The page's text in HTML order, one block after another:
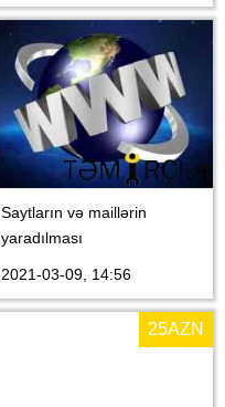
Saytların və maillərin
yaradılması
2021-03-09, 14:56
25AZN